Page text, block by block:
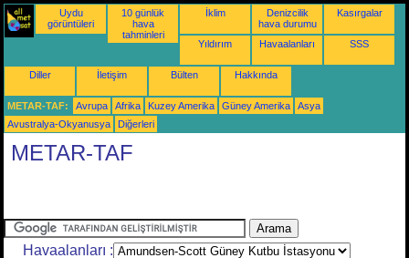
Uydu
görüntüleri
10 günlük
hava
tahminleri
İklim
Denizcilik
hava durumu
Kasırgalar
Yıldırım Havaalanları SSS
Diller İletişim Bülten Hakkında
METAR-TAF: Avrupa Afrika Kuzey Amerika Güney Amerika
Asya
Avustralya-Okyanusya
Diğerleri
METAR-TAF
Havaalanları :